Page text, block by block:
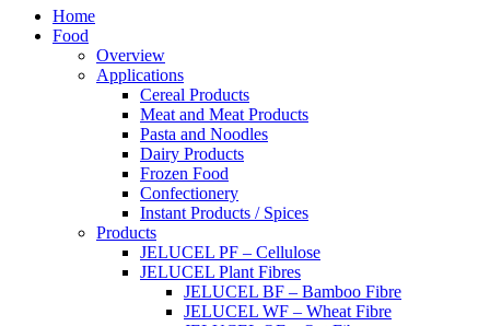
Home
Food
Overview
Applications
Cereal Products
Meat and Meat Products
Pasta and Noodles
Dairy Products
Frozen Food
Confectionery
Instant Products / Spices
Products
JELUCEL PF – Cellulose
JELUCEL Plant Fibres
JELUCEL BF – Bamboo Fibre
JELUCEL WF – Wheat Fibre